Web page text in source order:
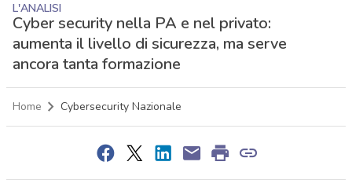
L'ANALISI
Cyber security nella PA e nel privato:
aumenta il livello di sicurezza, ma serve
ancora tanta formazione
Home Cybersecurity Nazionale